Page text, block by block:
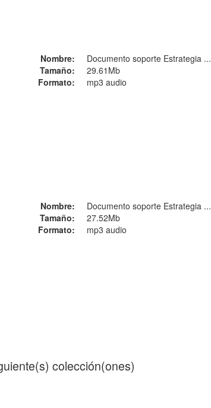
Nombre:
Documento soporte Estrategia ...
Tamaño:
29.61Mb
Formato:
mp3 audio
Nombre:
Documento soporte Estrategia ...
Tamaño:
27.52Mb
Formato:
mp3 audio
colección(ones)